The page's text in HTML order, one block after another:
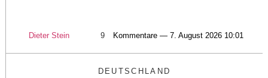
Dieter Stein 9 Kommentare — 7. August 2026 10:01
DEUTSCHLAND